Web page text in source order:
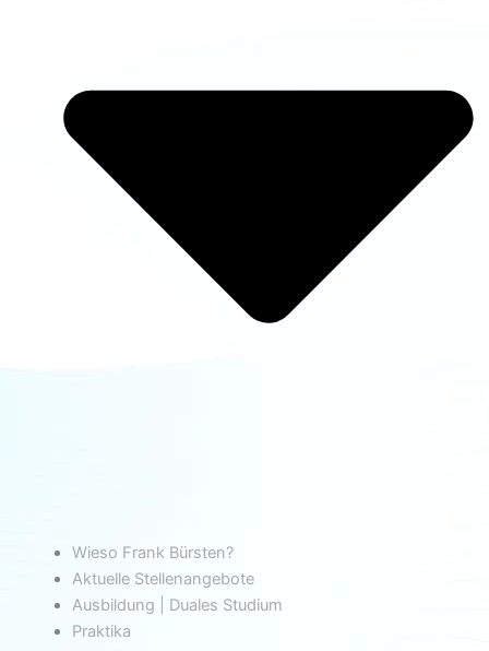
Wieso Frank Bürsten?
Aktuelle Stellenangebote
Ausbildung | Duales Studium
Praktika